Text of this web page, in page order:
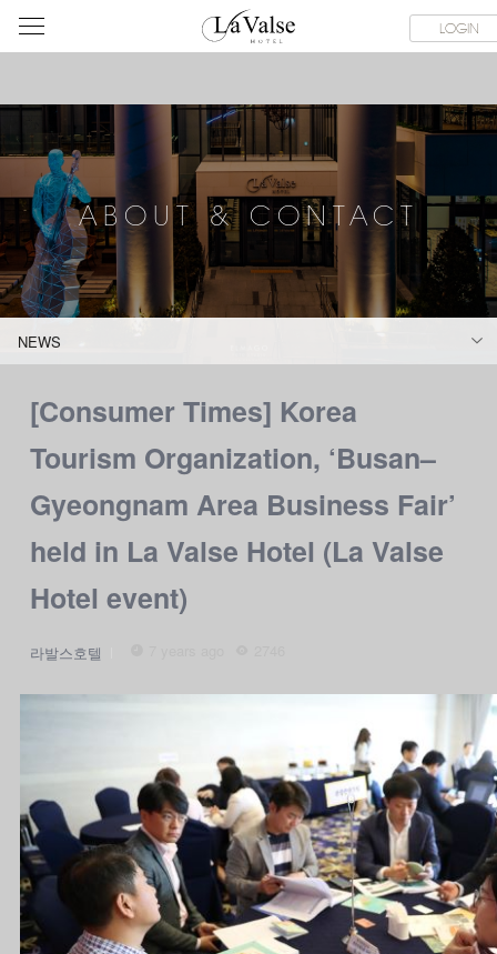
라
발
스
호
텔
LOGIN
SERVICE FACILITIES ABOUT & CONTACT HOTEL GUIDE
ABOUT & CONTACT
NEWS
[Consumer Times] Korea
Tourism Organization, ‘Busan–
Gyeongnam Area Business Fair’
held in La Valse Hotel (La Valse
Hotel event)
라발스호텔